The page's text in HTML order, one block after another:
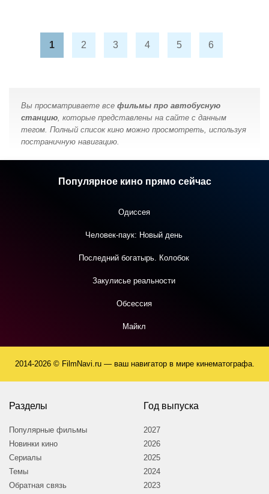
1 2 3 4 5 6
Вы просматриваете все фильмы про автобусную
станцию, которые представлены на сайте с данным
тегом. Полный список кино можно просмотреть, используя
постраничную навигацию.
Популярное кино прямо сейчас
Одиссея
Человек-паук: Новый день
Последний богатырь. Колобок
Закулисье реальности
Обсессия
Майкл
2014-2026 © FilmNavi.ru — ваш навигатор в мире кинематографа.
Разделы
Популярные фильмы
Новинки кино
Сериалы
Темы
Обратная связь
Год выпуска
2027
2026
2025
2024
2023